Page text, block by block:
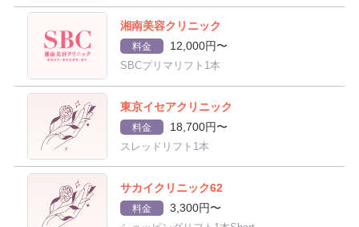
湘南美容クリニック
料金 12,000円〜
SBCプリマリフト1本
東京イセアクリニック
料金 18,700円〜
スレッドリフト1本
サカイクリニック62
料金 3,300円〜